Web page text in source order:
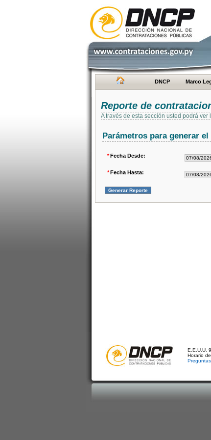
DNCP Marco
Reporte de
A través de esta sección usted podrá
Parámetros para generar
*Fecha Desde:
*Fecha Hasta:
E.E.U.U.
Horario